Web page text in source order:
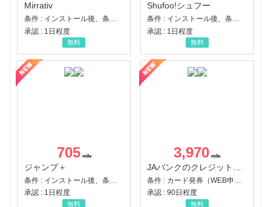
Mirrativ
条件 : インストール後、条件達成
承認 : 1日程度
無料
Shufoo!シュフー
条件 : インストール後、条件達成
承認 : 1日程度
無料
705
ジャンプ＋
承認 : 1日程度
無料
3,970
承認 : 90日程度
無料